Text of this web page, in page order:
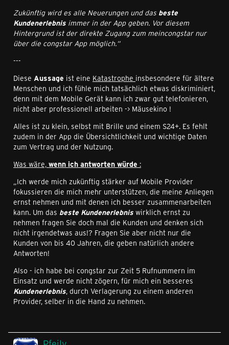
Zukünftig wird es alle Neuerungen und das beste
Kundenerlebnis immer in der App geben. Vor diesem
Hintergrund ist der direkte Zugang zum meincongstar nur
über die congstar App möglich.“
---
Diese Aussage ist eine Katastrophe insbesondere für ältere
Menschen und ich fühle mich tatsächlich etwas diskriminiert,
denn mit dem Mobile Gerät kann ich zwar gut telefonieren,
nicht aber professionell arbeiten -> Mäusekino !
Alles ist zu klein, selbst mit Brille und einem S24+. Es fehlt
zudem in der App die Übersichtlichkeit und wichtige Daten
zum Vertrag und der Nutzung.
Was wäre, wenn ich antworten würde :
„Ich werde mich zukünftig stärker auf Mobile Provider
fokussieren die mich mehr unterstützen, die meine Anliegen
ernst nehmen und mit denen ich besser zusammenarbeiten
kann. Um das beste Kundenerlebnis wirklich ernst zu
nehmen fragen Sie doch mal die Kunden und denken sich
nicht irgendetwas aus!? Fragen Sie aber nicht nur die
Kunden von bis 40 Jahren, die geben natürlich andere
Antworten!
Also - ich habe bei congstar zur Zeit 5 Rufnummern im
Einsatz und werde nicht zögern, für mich ein besseres
Kundenerlebnis, durch Verlagerung zu einem anderen
Provider, selber in die Hand zu nehmen.